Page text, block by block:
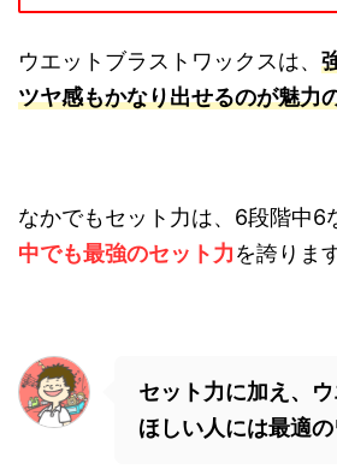
ウエットブラストワックスは、
ツヤ感もかなり出せるのが魅力
なかでもセット力は、6段階中6
中でも最強のセット力を誇りま
セット力に加え、
ほしい人には最適